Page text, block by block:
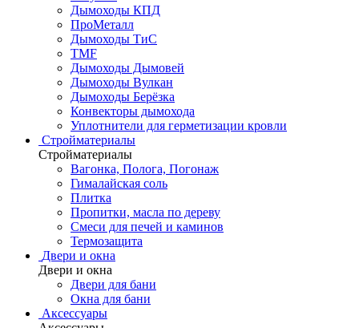
Дымоходы КПД
ПроМеталл
Дымоходы ТиС
TMF
Дымоходы Дымовей
Дымоходы Вулкан
Дымоходы Берёзка
Конвекторы дымохода
Уплотнители для герметизации кровли
Стройматериалы
Стройматериалы
Вагонка, Полога, Погонаж
Гималайская соль
Плитка
Пропитки, масла по дереву
Смеси для печей и каминов
Термозащита
Двери и окна
Двери и окна
Двери для бани
Окна для бани
Аксессуары